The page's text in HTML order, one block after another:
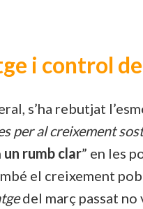
i control
s’ha rebutjat
per al creixement
un rumb clar” en les
el creixement
del març passat no